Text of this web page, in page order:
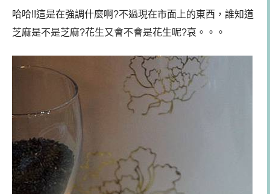
哈哈!!這是在強調什麼啊?不過現在市面上的東西，誰知道
芝麻是不是芝麻?花生又會不會是花生呢?哀。。。